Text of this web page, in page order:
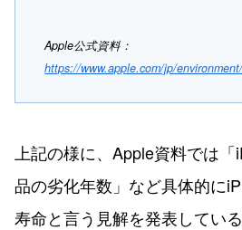
Apple公式資料：
https://www.apple.com/jp/
上記の様に、Apple資料では
品の劣化年数」など具体的に
寿命と言う見解を発表してい